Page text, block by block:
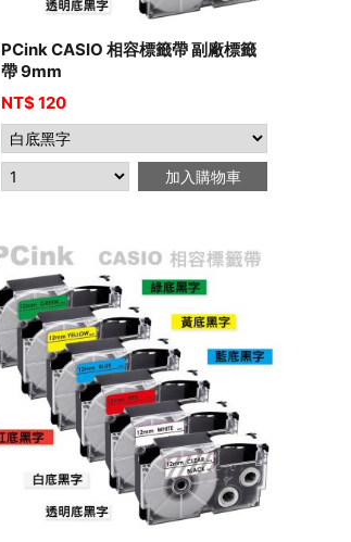
PCink CASIO 相容標籤帶 副廠標籤
帶 9mm
NT$120
加入購物車